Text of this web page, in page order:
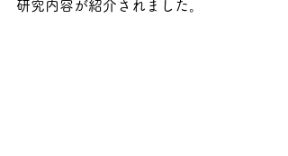
研究内容が紹介されました。